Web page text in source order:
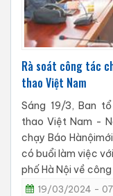
Rà soát công tác
thao Việt Nam
Sáng 19/3, Ban
thao Việt Nam -
chạy Báo
có buổi làm việc
phố Hà Nội về
19/03/2024 -